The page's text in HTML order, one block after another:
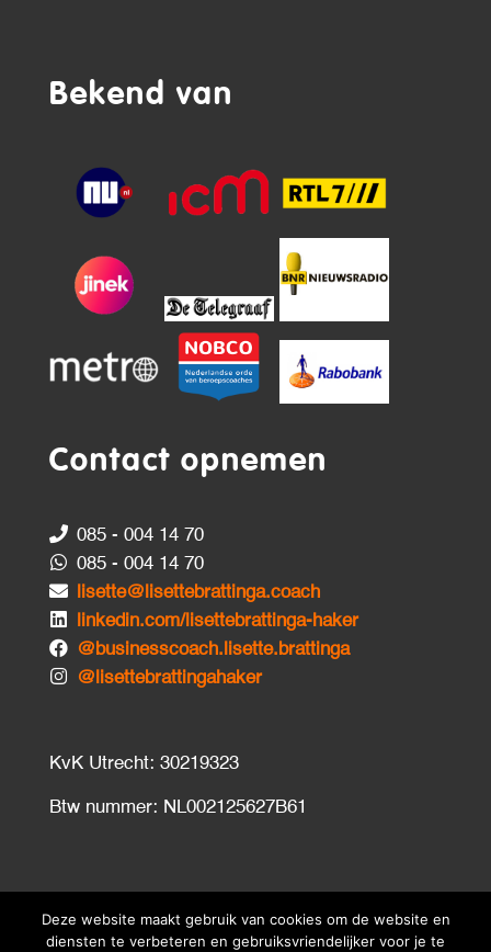
Bekend van
Contact opnemen
085 - 004 14 70
085 - 004 14 70
lisette@lisettebrattinga.coach
linkedin.com/lisettebrattinga-haker
@businesscoach.lisette.brattinga
@lisettebrattingahaker
KvK Utrecht: 30219323
Btw nummer: NL002125627B61
Deze website maakt gebruik van cookies om de website en
diensten te verbeteren en gebruiksvriendelijker voor je te